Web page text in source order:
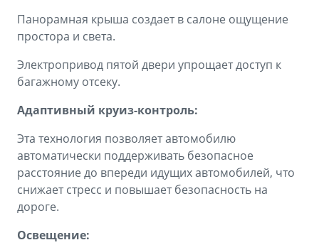
Панорамная крыша создает в салоне ощущение
простора и света.
Электропривод пятой двери упрощает доступ к
багажному отсеку.
Адаптивный круиз-контроль:
Эта технология позволяет автомобилю
автоматически поддерживать безопасное
расстояние до впереди идущих автомобилей, что
снижает стресс и повышает безопасность на
дороге.
Освещение: